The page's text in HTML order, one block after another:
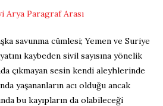
savunma cümlesi; Yemen ve Suriye
kaybeden sivil sayısına yönelik
çıkmayan sesin kendi aleyhlerinde
yaşananların acı olduğu ancak
bu kayıpların da olabileceği